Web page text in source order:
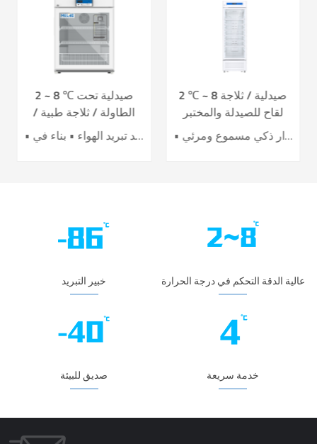
2 ~ 8 ℃ صيدلية تحت
الطاولة / ثلاجة طبية /
لقاح YC-130L
• نظام تحكم دقيق • نظام تبريد تبريد الهواء • بناء في USB datalogger • إنذارات سمعية وبصرية مثالية • تصميم عملية مريحة
2 ℃ ~ 8 صيدلية / ثلاجة
لقاح للصيدلة والمختبر
YC-395L
• أداء تبريد الهواء الرائد • تحسين كفاءة توفير الطاقة بنسبة 40٪ + • باب تسخين كهربائي لتأثير أفضل ضد التكثيف • 7 حساسات لدقة عالية للتحكم بدرجة الحرارة • نظام إنذار ذكي مسموع ومرئي
خبير التبريد عالية الدقة التحكم في درجة الحرارة
صديق للبيئة خدمة سريعة